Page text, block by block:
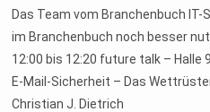
Das Team vom Branchenbuch
im Branchenbuch noch besser
12:00 bis 12:20 future talk – Halle
E-Mail-Sicherheit – Das
Christian J. Dietrich